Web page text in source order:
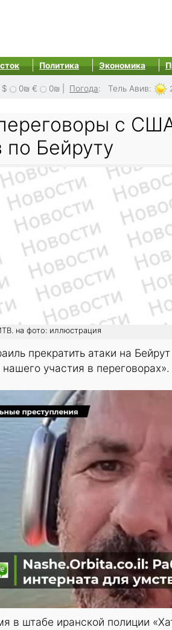
Политика Экономика
$ 0₪ € 0₪ Погода: Тель Авив:
с
по Бейруту
на фото: иллюстрация
прекратить атаки на
участия в переговорах».
в штабе иранской полиции